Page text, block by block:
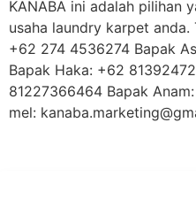
KANABA ini adalah pilihan
usaha laundry karpet anda.
+62 274 4536274 Bapak
Bapak Haka: +62
81227366464 Bapak
mel: